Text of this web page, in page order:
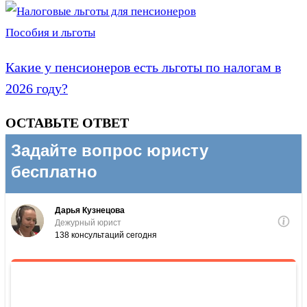
Пособия и льготы
Какие у пенсионеров есть льготы по налогам в
2026 году?
ОСТАВЬТЕ ОТВЕТ